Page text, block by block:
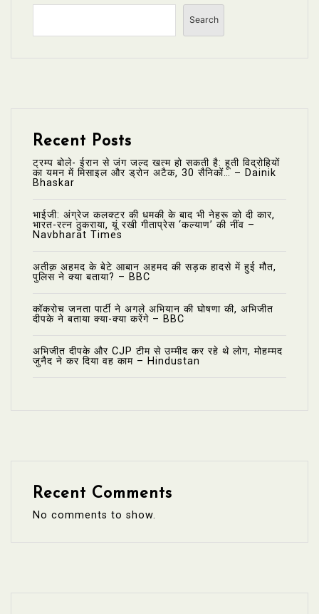
Search
Recent Posts
ट्रम्प बोले- ईरान से जंग जल्द खत्म हो सकती है: हूती विद्रोहियों
का यमन में मिसाइल और ड्रोन अटैक, 30 सैनिकों… – Dainik
Bhaskar
भाईजी: अंग्रेज कलक्टर की धमकी के बाद भी नेहरू को दी कार,
भारत-रत्न ठुकराया, यूं रखी गीताप्रेस ‘कल्याण’ की नींव –
Navbharat Times
अतीक़ अहमद के बेटे आबान अहमद की सड़क हादसे में हुई मौत,
पुलिस ने क्या बताया? – BBC
कॉकरोच जनता पार्टी ने अगले अभियान की घोषणा की, अभिजीत
दीपके ने बताया क्या-क्या करेंगे – BBC
अभिजीत दीपके और CJP टीम से उम्मीद कर रहे थे लोग, मोहम्मद
जुनैद ने कर दिया वह काम – Hindustan
Recent Comments
No comments to show.